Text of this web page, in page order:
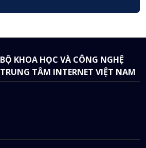
BỘ KHOA HỌC VÀ CÔNG NGHỆ
TRUNG TÂM INTERNET VIỆT NAM